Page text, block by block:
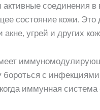
соединения
состояние кожи. Это
угрей и других
бороться с
иммунная система